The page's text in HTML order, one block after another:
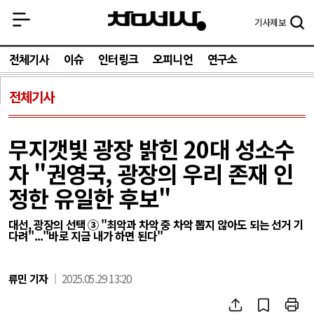
기사제보
전체기사 이슈 인터링크 오피니언 연구소
전체기사
무지갯빛 광장 밝힌 20대 성소수
자 "권영국, 광장의 우리 존재 인
정한 유일한 후보"
대선, 광장의 선택 ③ "최악과 차악 중 차악 뽑지 않아도 되는 선거 기
다려"..."바로 지금 내가 하면 된다"
류민 기자 2025.05.29 13:20